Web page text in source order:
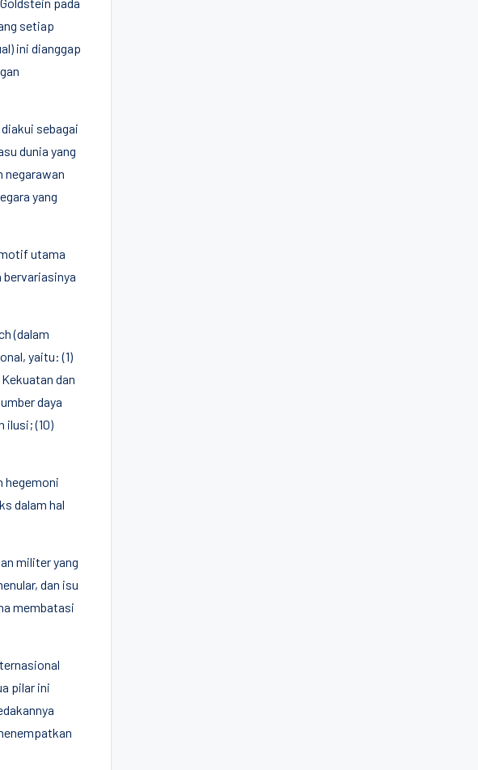
setiap
ini dianggap
sebagai
dunia yang
negarawan
yang
utama
(dalam
yaitu: (1)
dan
daya
ilusi; (10)
hegemoni
dalam hal
militer yang
dan isu
membatasi
pilar ini